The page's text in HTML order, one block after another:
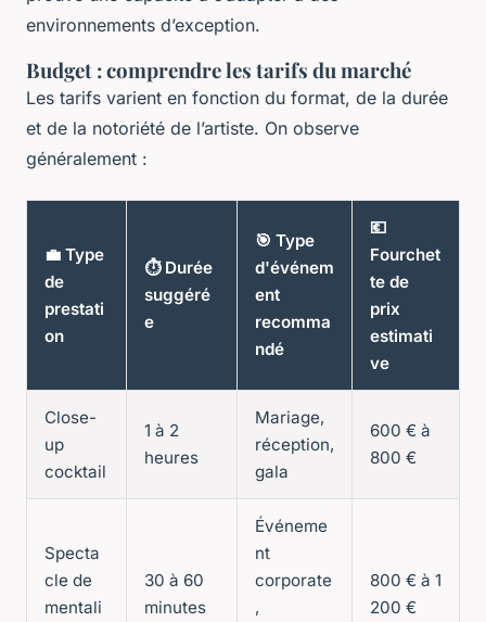
environnements d’exception.
Budget : comprendre les tarifs du marché
Les tarifs varient en fonction du format, de la durée
et de la notoriété de l’artiste. On observe
généralement :
💼 Type
de
prestati
on
⏱️ Durée
suggéré
e
🎯 Type
d'événem
ent
recomma
ndé
💶
Fourchet
te de
prix
estimati
ve
Close-
up
cocktail
1 à 2
heures
Mariage,
réception,
gala
600 € à
800 €
Specta
cle de
mentali
30 à 60
minutes
Événeme
nt
corporate
,
800 € à 1
200 €